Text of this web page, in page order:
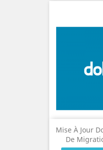
Mise À Jour
De